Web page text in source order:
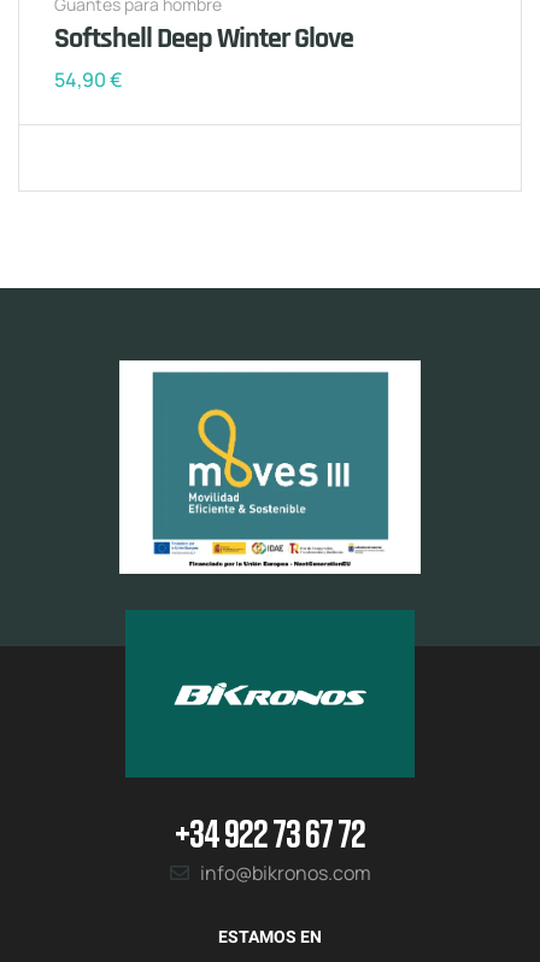
Softshell Deep Winter Glove
54,90€
+34 922 73 67 72
info@bikronos.com
ESTAMOS EN